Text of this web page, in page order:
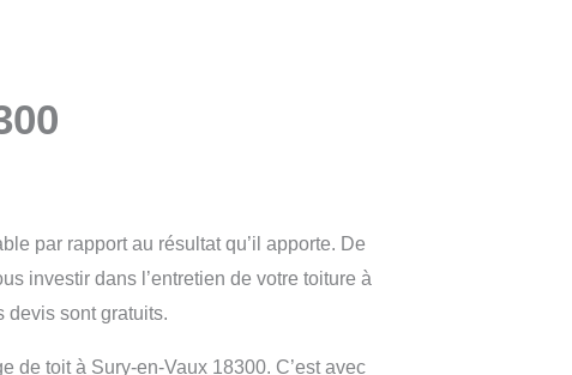
par rapport au résultat qu’il apporte. De
investir dans l’entretien de votre toiture à
devis sont gratuits.
de toit à Sury-en-Vaux 18300. C’est avec